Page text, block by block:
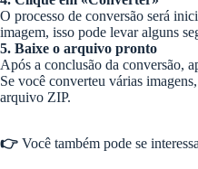
O processo de conversão será
imagem, isso pode levar alguns
5. Baixe o arquivo pronto
Após a conclusão da conversão,
Se você converteu várias
arquivo ZIP.
👉 Você também pode se